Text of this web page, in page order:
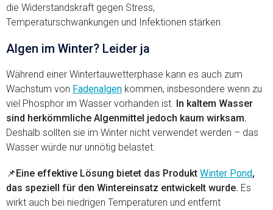
die Widerstandskraft gegen Stress,
Temperaturschwankungen und Infektionen stärken.
Algen im Winter? Leider ja
Während einer Wintertauwetterphase kann es auch zum
Wachstum von Fadenalgen kommen, insbesondere wenn zu
viel Phosphor im Wasser vorhanden ist. In kaltem Wasser
sind herkömmliche Algenmittel jedoch kaum wirksam.
Deshalb sollten sie im Winter nicht verwendet werden – das
Wasser würde nur unnötig belastet.
📌Eine effektive Lösung bietet das Produkt Winter Pond,
das speziell für den Wintereinsatz entwickelt wurde. Es
wirkt auch bei niedrigen Temperaturen und entfernt